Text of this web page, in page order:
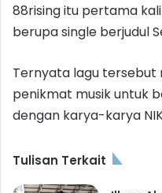
88rising itu pertama
berupa single berjudul
Ternyata lagu
penikmat musik untuk
dengan karya-karya
Tulisan Terkait